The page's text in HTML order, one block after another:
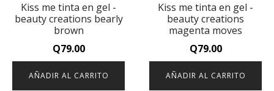
Kiss me tinta en gel -
beauty creations bearly
brown
Q79.00
AÑADIR AL CARRITO
Kiss me tinta en gel -
beauty creations
magenta moves
Q79.00
AÑADIR AL CARRITO